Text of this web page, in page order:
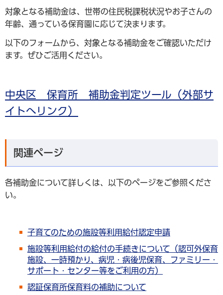
対象となる補助金は、世帯の住民税課税状況やお子さんの
年齢、通っている保育園に応じて決まります。
以下のフォームから、対象となる補助金をご確認いただけ
ます。ぜひご活用ください。
中央区 保育所 補助金判定ツール（外部サ
イトへリンク）
関連ページ
各補助金について詳しくは、以下のページをご参照くださ
い。
子育てのための施設等利用給付認定申請
施設等利用給付の給付の手続きについて（認可外保育
施設、一時預かり、病児・病後児保育、ファミリー・
サポート・センター等をご利用の方）
認証保育所保育料の補助について